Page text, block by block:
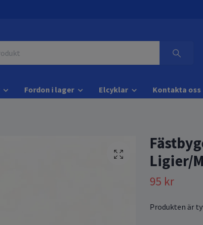
Fordon i lager Elcyklar Kontakta oss
Ligier/
95 kr
Produkten är